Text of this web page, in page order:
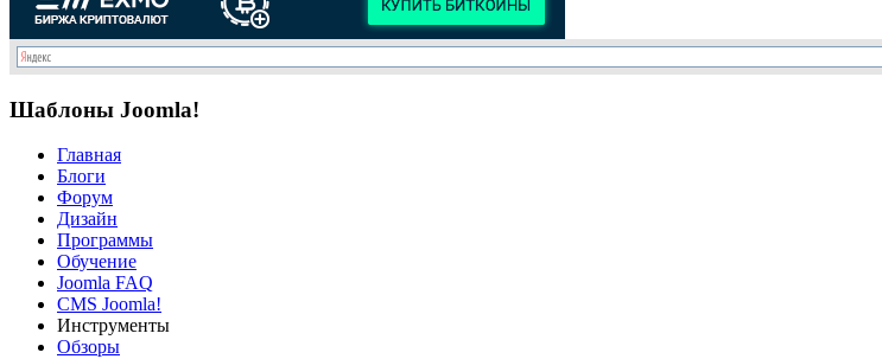
Шаблоны Joomla!
Главная
Блоги
Форум
Дизайн
Программы
Обучение
Joomla FAQ
CMS Joomla!
Инструменты
Обзоры